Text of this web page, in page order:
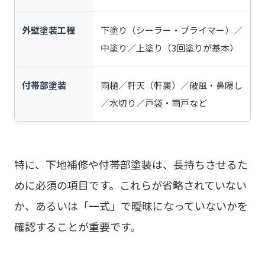
外壁塗装工程
下塗り（シーラー・プライマー）／
中塗り／上塗り（3回塗りが基本）
付帯部塗装
雨樋／軒天（軒裏）／破風・鼻隠し
／水切り／戸袋・雨戸など
特に、下地補修や付帯部塗装は、長持ちさせるた
めに必須の項目です。これらが省略されていない
か、あるいは「一式」で曖昧になっていないかを
確認することが重要です。